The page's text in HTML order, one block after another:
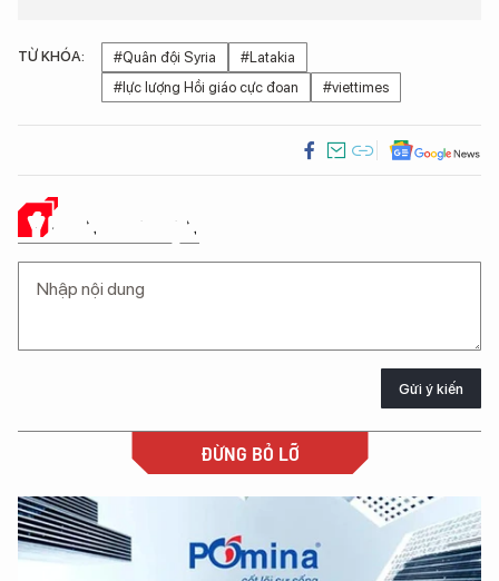
TỪ KHÓA: #Quân đội Syria
#Latakia
#lực lượng Hồi giáo cực đoan
#viettimes
Ý KIẾN CỦA BẠN
Gửi ý kiến
ĐỪNG BỎ LỠ